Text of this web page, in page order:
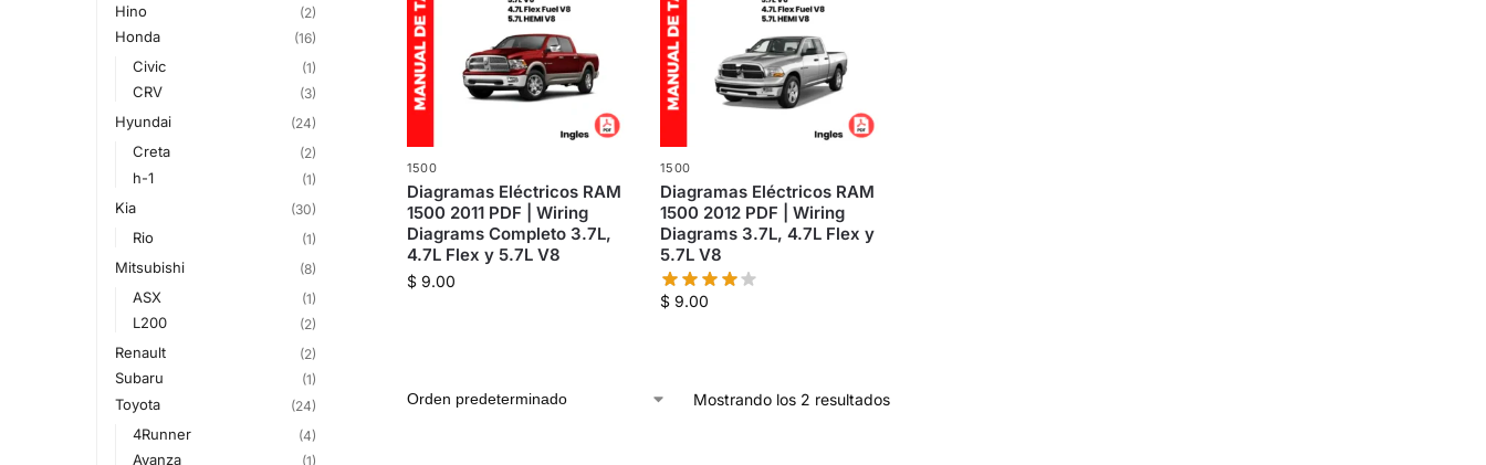
1500
Diagramas Eléctricos RAM
1500 2011 PDF | Wiring
Diagrams Completo 3.7L,
4.7L Flex y 5.7L V8
$9.00
1500
Diagramas Eléctricos RAM
1500 2012 PDF | Wiring
Diagrams 3.7L, 4.7L Flex y
5.7L V8
$ 9.00
Mostrando los 2 resultados
Hino (2)
Honda (16)
Civic (1)
CRV (3)
Hyundai (24)
Creta (2)
h-1 (1)
Kia (30)
Rio (1)
Mitsubishi (8)
ASX (1)
L200 (2)
Renault (2)
Subaru (1)
Toyota (24)
4Runner (4)
Avanza (1)